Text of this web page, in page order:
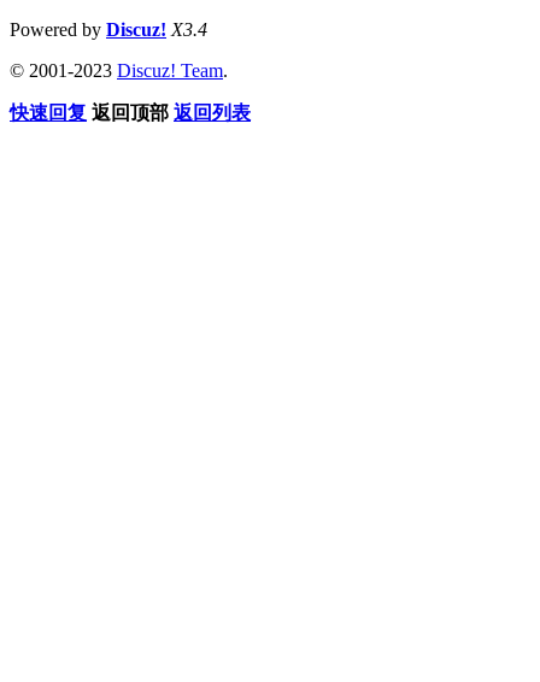
Powered by Discuz! X3.4
© 2001-2023 Discuz! Team.
快速回复 返回顶部 返回列表